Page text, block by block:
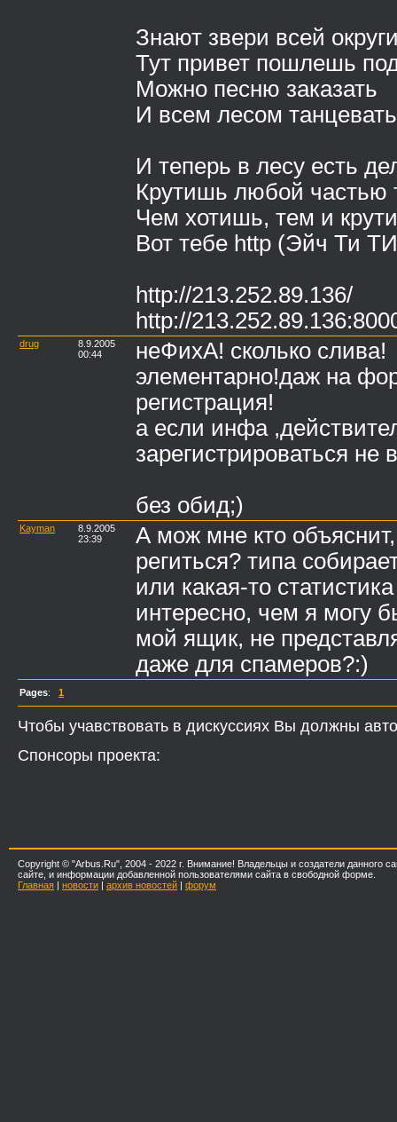
Знают звери всей
Тут привет пошлешь
Можно песню заказать
И всем лесом танцевать
И теперь в лесу есть
Крутишь любой частью
Чем хотишь, тем и
Вот тебе http (Эйч Ти
http://213.252.89.136/
http://
drug
8.9.2005
00:44
неФихА! сколько слива!
элементарно!даж на
регистрация!
а если инфа
зарегистрироваться не
без обид;)
Kayman
8.9.2005
23:39
А мож мне кто
региться? типа
или какая-то
интересно, чем я могу
мой ящик, не
даже для спамеров?:)
Pages: 1
Чтобы учавствовать в дискуссиях Вы должны
Спонсоры проекта:
Copyright © "Arbus.Ru", 2004 - 2022 г. Внимание! Владельцы и создатели данного
сайте, и информации добавленной пользователями сайта в свободной форме.
Главная | новости | архив новостей | форум